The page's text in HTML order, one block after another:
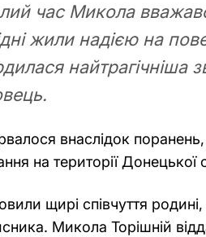
час Микола
жили надією на
найтрагічніша
внаслідок
на території Донецької
щирі співчуття
Микола Торішній